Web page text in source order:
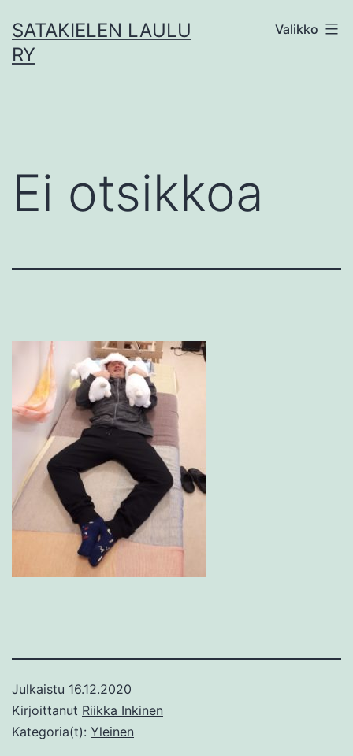
sisältöön
SATAKIELEN LAULU
RY
Valikko
Ei otsikkoa
Julkaistu 16.12.2020
Kirjoittanut Riikka Inkinen
Kategoria(t): Yleinen